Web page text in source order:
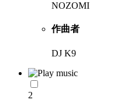
NOZOMI
作曲者
DJ K9
2